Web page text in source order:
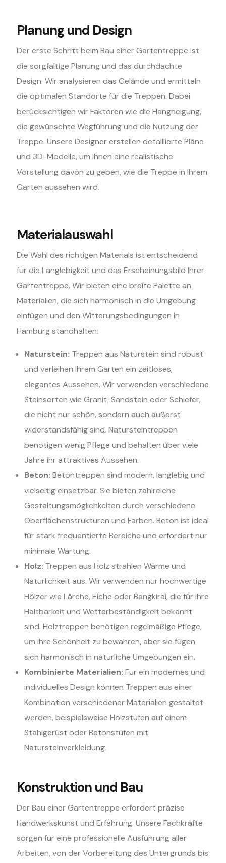
Planung und Design
Der erste Schritt beim Bau einer Gartentreppe ist
die sorgfältige Planung und das durchdachte
Design. Wir analysieren das Gelände und ermitteln
die optimalen Standorte für die Treppen. Dabei
berücksichtigen wir Faktoren wie die Hangneigung,
die gewünschte Wegführung und die Nutzung der
Treppe. Unsere Designer erstellen detaillierte Pläne
und 3D-Modelle, um Ihnen eine realistische
Vorstellung davon zu geben, wie die Treppe in Ihrem
Garten aussehen wird.
Materialauswahl
Die Wahl des richtigen Materials ist entscheidend
für die Langlebigkeit und das Erscheinungsbild Ihrer
Gartentreppe. Wir bieten eine breite Palette an
Materialien, die sich harmonisch in die Umgebung
einfügen und den Witterungsbedingungen in
Hamburg standhalten:
Naturstein: Treppen aus Naturstein sind robust
und verleihen Ihrem Garten ein zeitloses,
elegantes Aussehen. Wir verwenden verschiedene
Steinsorten wie Granit, Sandstein oder Schiefer,
die nicht nur schön, sondern auch äußerst
widerstandsfähig sind. Natursteintreppen
benötigen wenig Pflege und behalten über viele
Jahre ihr attraktives Aussehen.
Beton: Betontreppen sind modern, langlebig und
vielseitig einsetzbar. Sie bieten zahlreiche
Gestaltungsmöglichkeiten durch verschiedene
Oberflächenstrukturen und Farben. Beton ist ideal
für stark frequentierte Bereiche und erfordert nur
minimale Wartung.
Holz: Treppen aus Holz strahlen Wärme und
Natürlichkeit aus. Wir verwenden nur hochwertige
Hölzer wie Lärche, Eiche oder Bangkirai, die für ihre
Haltbarkeit und Wetterbeständigkeit bekannt
sind. Holztreppen benötigen regelmäßige Pflege,
um ihre Schönheit zu bewahren, aber sie fügen
sich harmonisch in natürliche Umgebungen ein.
Kombinierte Materialien: Für ein modernes und
individuelles Design können Treppen aus einer
Kombination verschiedener Materialien gestaltet
werden, beispielsweise Holzstufen auf einem
Stahlgerüst oder Betonstufen mit
Natursteinverkleidung.
Konstruktion und Bau
Der Bau einer Gartentreppe erfordert präzise
Handwerkskunst und Erfahrung. Unsere Fachkräfte
sorgen für eine professionelle Ausführung aller
Arbeiten, von der Vorbereitung des Untergrunds bis